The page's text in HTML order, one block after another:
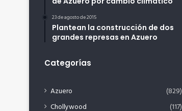
23 de agosto de 2015
Plantean la construcción de dos
grandes represas en Azuero
Categorías
Azuero
(829)
Chollywood
(117)